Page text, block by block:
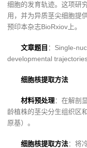
细胞的发育轨迹。这项研
用，并为异质茎尖细胞提
预印本杂志BioRxiov上。
文章题目 ：Single-
developmental
细胞核提取方法
材料预处理：在解剖
龄植株的茎尖分生组织区
原基）。
细胞核提取方法：将